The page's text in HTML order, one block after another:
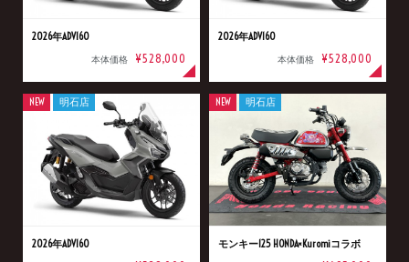
2026年ADV160
本体価格 ¥528,000
2026年ADV160
本体価格 ¥528,000
2026年ADV160
NEW 明石店
モンキー125 HONDA×Kuromiコラボ
NEW 明石店